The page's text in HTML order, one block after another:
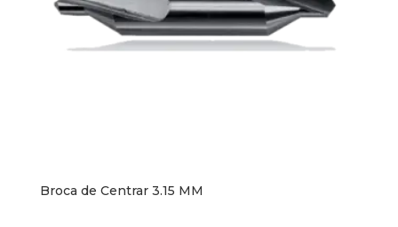
Broca de Centrar 3.15 MM